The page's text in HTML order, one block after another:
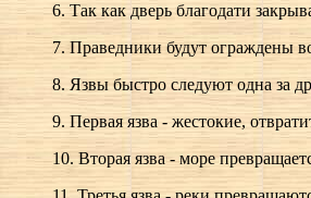
6. Так как дверь благодати
7. Праведники будут ограждены
8. Язвы быстро следуют одна за
9. Первая язва - жестокие,
10. Вторая язва - море